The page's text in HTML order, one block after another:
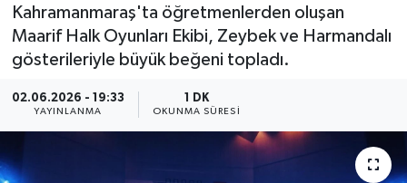
Kahramanmaraş'ta öğretmenlerden oluşan
Maarif Halk Oyunları Ekibi, Zeybek ve Harmandalı
gösterileriyle büyük beğeni topladı.
02.06.2026 - 19:33
YAYINLANMA
1 DK
OKUNMA SÜRESI
TEKNOLOJİ
EĞİTİM
Tüm Manşetler
Haber Arşivi